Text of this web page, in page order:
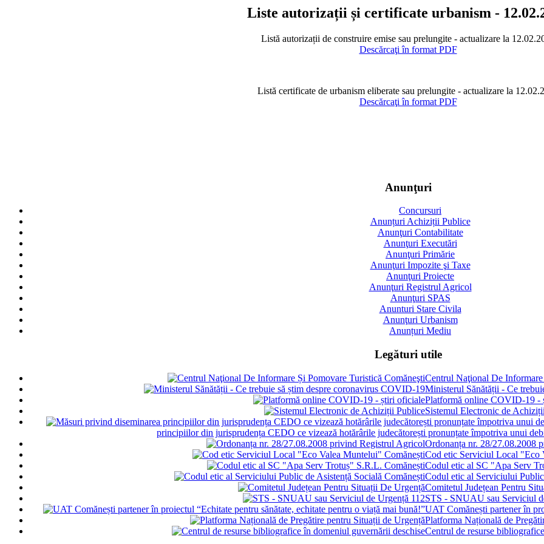
Liste autorizații și certificate urbanism -
Listă autorizații de construire emise sau prelungite - actualizare la
Descărcaţi în format PDF
Listă certificate de urbanism eliberate sau prelungite - actualizare la
Descărcaţi în format PDF
Anunţuri
Concursuri
Anunțuri Achiziții Publice
Anunţuri Contabilitate
Anunţuri Executări
Anunţuri Primărie
Anunţuri Impozite şi Taxe
Anunţuri Proiecte
Anunţuri Registrul Agricol
Anunţuri SPAS
Anunturi Stare Civila
Anunţuri Urbanism
Anunțuri Mediu
Legături utile
Centrul Naţional De
Ministerul Sănătății - Ce
Platformă online COVID-19 -
Sistemul Electronic de
principiilor din jurisprudența CEDO ce vizează hotărârile judecătorești pronunțate împotriva unui
Ordonanța nr. 28/27.08.2008
Cod etic Serviciul Local "Eco
Codul etic al SC "Apa Serv
Codul etic al Serviciului
Comitetul Județean Pentru
STS - SNUAU sau Serviciul
UAT Comănești partener în
Platforma Națională de
Centrul de resurse